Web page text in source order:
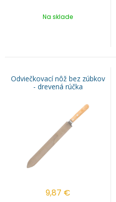
Na sklade
Odviečkovací nôž bez zúbkov
- drevená rúčka
9,87 €